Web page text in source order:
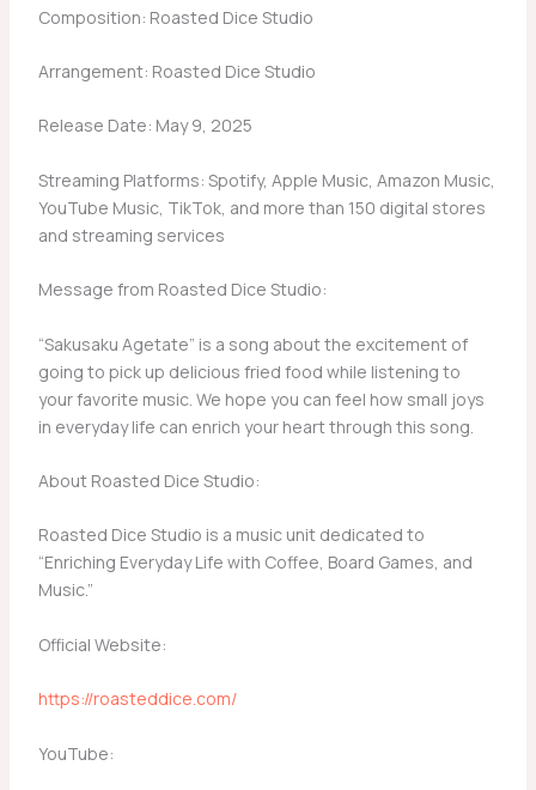
Composition: Roasted Dice Studio
Arrangement: Roasted Dice Studio
Release Date: May 9, 2025
Streaming Platforms: Spotify, Apple Music, Amazon Music,
YouTube Music, TikTok, and more than 150 digital stores
and streaming services
Message from Roasted Dice Studio:
“Sakusaku Agetate” is a song about the excitement of
going to pick up delicious fried food while listening to
your favorite music. We hope you can feel how small joys
in everyday life can enrich your heart through this song.
About Roasted Dice Studio:
Roasted Dice Studio is a music unit dedicated to
“Enriching Everyday Life with Coffee, Board Games, and
Music.”
Official Website:
https://roasteddice.com/
YouTube: